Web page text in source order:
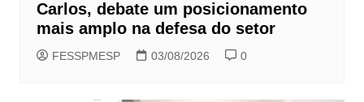
Carlos, debate um posicionamento
mais amplo na defesa do setor
FESSPMESP 03/08/2026 0